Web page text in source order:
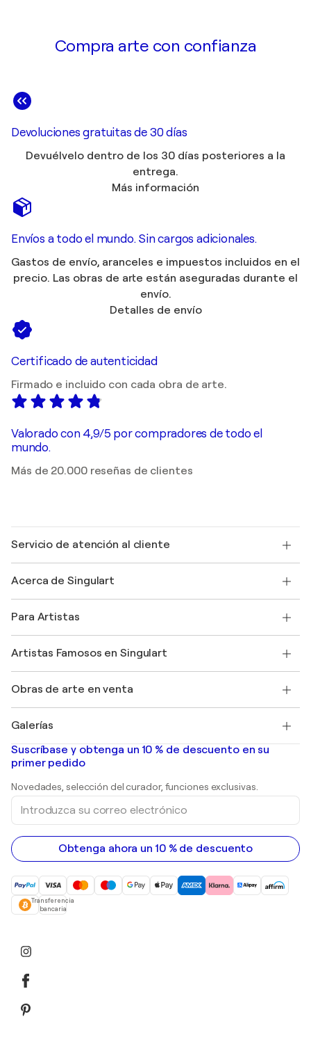
Compra arte con confianza
Devoluciones gratuitas de 30 días
Devuélvelo dentro de los 30 días posteriores a la
entrega.
Más información
Envíos a todo el mundo. Sin cargos adicionales.
Gastos de envío, aranceles e impuestos incluidos en el
precio. Las obras de arte están aseguradas durante el
envío.
Detalles de envío
Certificado de autenticidad
Firmado e incluido con cada obra de arte.
Valorado con 4,9/5 por compradores de todo el
mundo.
Más de 20.000 reseñas de clientes
Servicio de atención al cliente
Envío
Ofrecer una tarjeta regalo
Unirse a nuestro programa comercial
Mi cuenta
Protección al comprador
+34 911 23 97 81
Acerca de Singulart
faq
Revista Singulart
Empleos
Descubre arte original seleccionado
Para Artistas
Inicie sesión como Artista
Artistas Famosos en Singulart
Marc Chagall
Banksy
Mr. Brainwash
Shepard Fairey
Obras de arte en venta
Pinturas abstractas en venta
pinturas de paisajes
Huellas dactilares
pinturas acrílicas
Galerías
Galerías de arte en España
Suscríbase y obtenga un 10 % de descuento en su
primer pedido
Novedades, selección del curador, funciones exclusivas.
Introduzca
correo
electrónico
Obtenga ahora un 10 % de descuento
Transferencia
bancaria